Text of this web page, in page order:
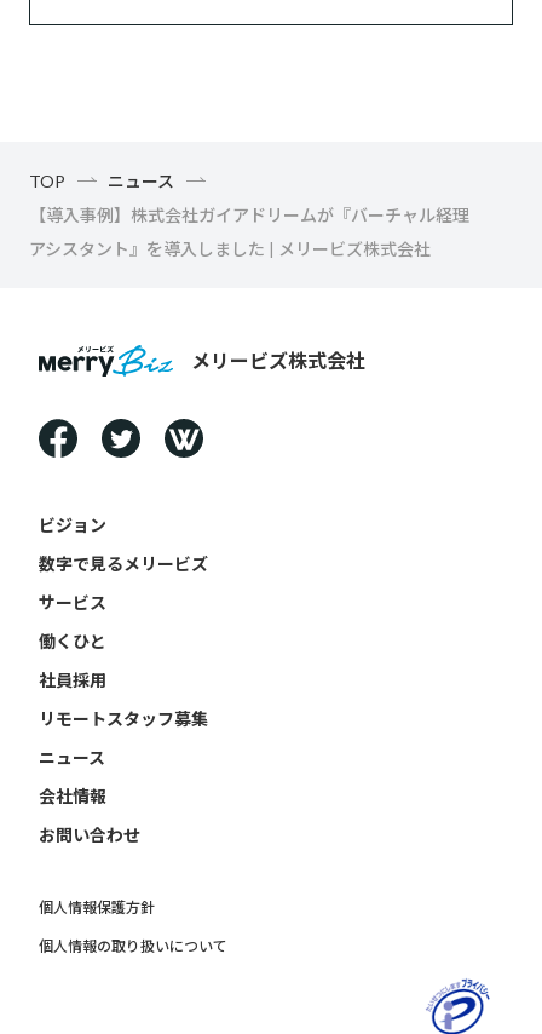
TOP
ニュース
【導入事例】株式会社ガイアドリームが『バーチャル経理
アシスタント』を導入しました | メリービズ株式会社
メリービズ株式会社
ビジョン
数字で見るメリービズ
サービス
働くひと
社員採用
リモートスタッフ募集
ニュース
会社情報
お問い合わせ
個人情報保護方針
個人情報の取り扱いについて